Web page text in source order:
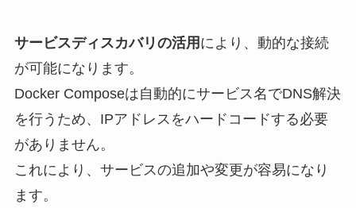
サービスディスカバリの活用 により、動的な接続
が可能になります。
Docker Composeは自動的にサービス名でDNS解決
を行うため、IPアドレスをハードコードする必要
がありません。
これにより、サービスの追加や変更が容易になり
ます。